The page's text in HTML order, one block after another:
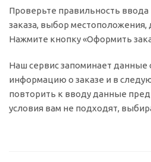
Проверьте правильность
заказа, выбор местоположения,
Нажмите кнопку «Оформить
Наш сервис запоминает данные
информацию о заказе и в
повторить к вводу данные
условия вам не подходят,